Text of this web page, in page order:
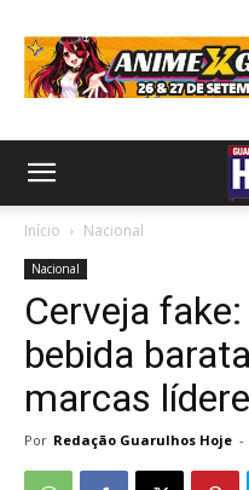
Início Nacional
Nacional
Cerveja
bebida
marcas
Por Redação Guarulhos Hoje -